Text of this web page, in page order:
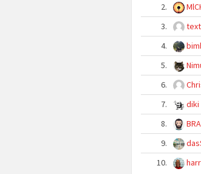
2.
3.
4.
5.
6.
7.
diki
8.
9.
10.